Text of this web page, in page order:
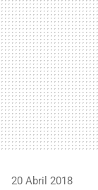
20 Abril 2018